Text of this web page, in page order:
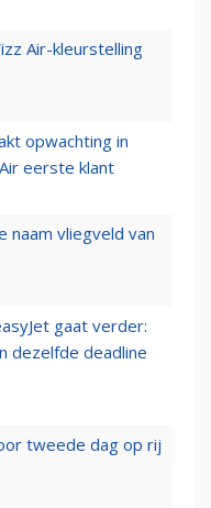
Air-kleurstelling
opwachting in
eerste klant
naam vliegveld van
gaat verder:
dezelfde deadline
tweede dag op rij